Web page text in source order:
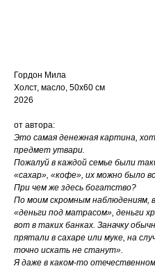
Гордон Мила
Холст, масло, 50х60 см
2026
от автора:
Это самая денежная картина,
предмет утвари.
Пожалуй в каждой семье были
«сахар», «кофе», их можно было
При чем же здесь богатство?
По моим скромным наблюдениям,
«деньги под матрасом», деньги
вот в таких банках. Заначку
прятали в сахаре или муке, на
точно искать не станут».
Я даже в каком-то